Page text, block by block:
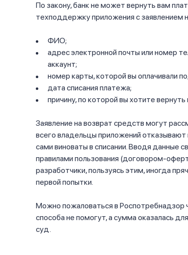
По закону, банк не может вернуть вам
техподдержку приложения с заявлением
ФИО;
адрес электронной почты или номер
аккаунт;
номер карты, которой вы оплачивали
дата списания платежа;
причину, по которой вы хотите
Заявление на возврат средств могут
всего владельцы приложений
сами виноваты в списании. Вводя данные
правилами пользования (договором-
разработчики, пользуясь этим, иногда
первой попытки.
Можно пожаловаться в Роспотребнадзор
способа не помогут, а сумма оказалась
суд.